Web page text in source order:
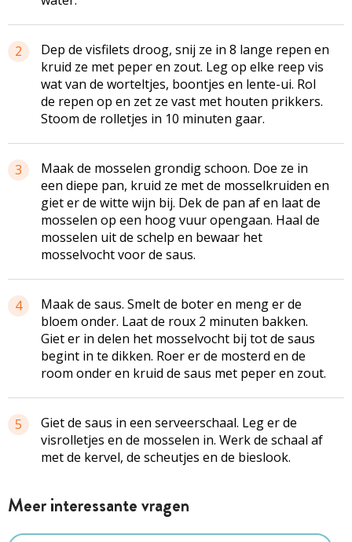
2
Dep de visfilets droog, snij ze in 8 lange repen en
kruid ze met peper en zout. Leg op elke reep vis
wat van de worteltjes, boontjes en lente-ui. Rol
de repen op en zet ze vast met houten prikkers.
Stoom de rolletjes in 10 minuten gaar.
3
Maak de mosselen grondig schoon. Doe ze in
een diepe pan, kruid ze met de mosselkruiden en
giet er de witte wijn bij. Dek de pan af en laat de
mosselen op een hoog vuur opengaan. Haal de
mosselen uit de schelp en bewaar het
mosselvocht voor de saus.
4
Maak de saus. Smelt de boter en meng er de
bloem onder. Laat de roux 2 minuten bakken.
Giet er in delen het mosselvocht bij tot de saus
begint in te dikken. Roer er de mosterd en de
room onder en kruid de saus met peper en zout.
5
Giet de saus in een serveerschaal. Leg er de
visrolletjes en de mosselen in. Werk de schaal af
met de kervel, de scheutjes en de bieslook.
Meer interessante vragen